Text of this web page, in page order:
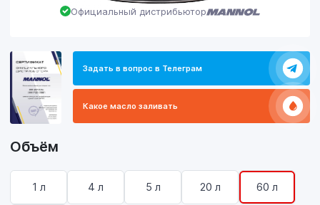
Официальный дистрибьютор
Задать в вопрос в Телеграм
Какое масло заливать
Объём
1 л 4 л 5 л 20 л 60 л